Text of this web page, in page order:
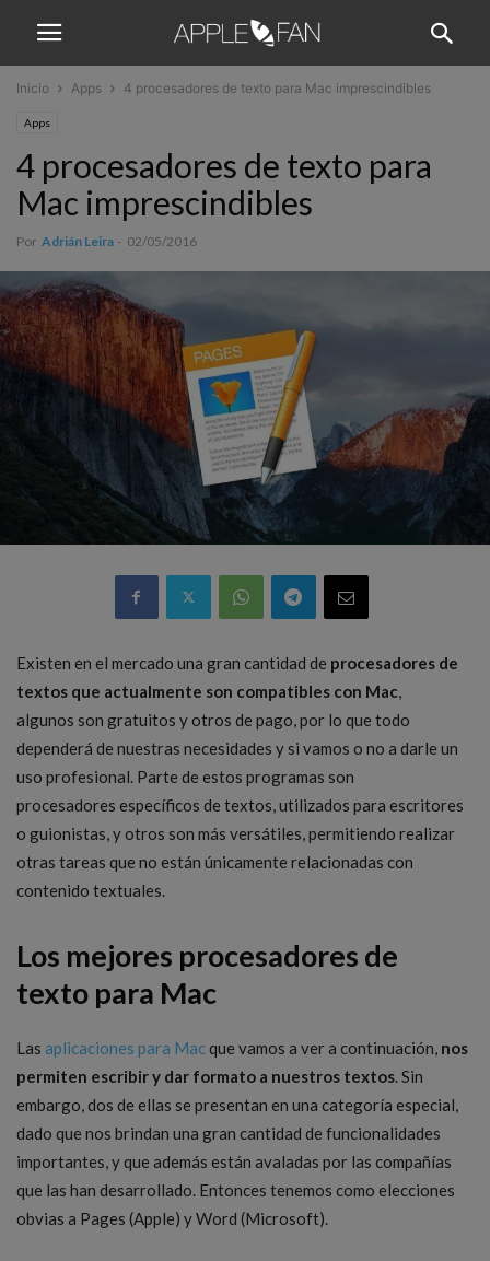
Inicio Apps 4 procesadores de texto para Mac imprescindibles
Apps
4 procesadores de texto para
Mac imprescindibles
Por Adrián Leira - 02/05/2016
Existen en el mercado una gran cantidad de procesadores de
textos que actualmente son compatibles con Mac,
algunos son gratuitos y otros de pago, por lo que todo
dependerá de nuestras necesidades y si vamos o no a darle un
uso profesional. Parte de estos programas son
procesadores específicos de textos, utilizados para escritores
o guionistas, y otros son más versátiles, permitiendo realizar
otras tareas que no están únicamente relacionadas con
contenido textuales.
Los mejores procesadores de
texto para Mac
Las aplicaciones para Macque vamos a ver a continuación, nos
permiten escribir y dar formato a nuestros textos. Sin
embargo, dos de ellas se presentan en una categoría especial,
dado que nos brindan una gran cantidad de funcionalidades
importantes, y que además están avaladas por las compañías
que las han desarrollado. Entonces tenemos como elecciones
obvias a Pages (Apple) y Word (Microsoft).